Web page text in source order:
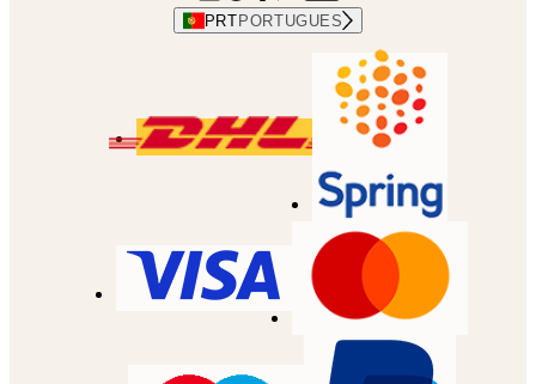
PRT PORTUGUES